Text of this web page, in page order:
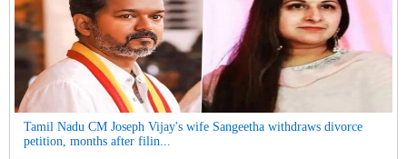
Tamil Nadu CM Joseph Vijay's wife Sangeetha withdraws divorce
petition, months after filin...